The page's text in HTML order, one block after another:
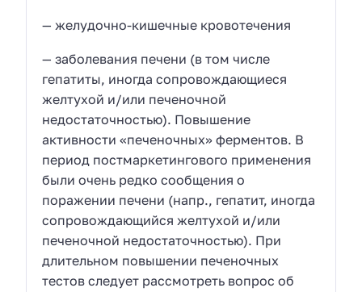
— желудочно-кишечные кровотечения
— заболевания печени (в том числе
гепатиты, иногда сопровождающиеся
желтухой и/или печеночной
недостаточностью). Повышение
активности «печеночных» ферментов. В
период постмаркетингового применения
были очень редко сообщения о
поражении печени (напр., гепатит, иногда
сопровождающийся желтухой и/или
печеночной недостаточностью). При
длительном повышении печеночных
тестов следует рассмотреть вопрос об